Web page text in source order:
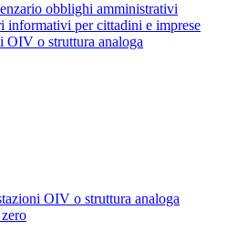
obblighi amministrativi
informativi per cittadini e imprese
OIV o struttura analoga
OIV o struttura analoga